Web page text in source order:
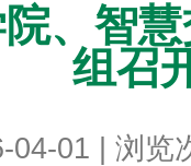
、智
组召
04-01 | 浏览